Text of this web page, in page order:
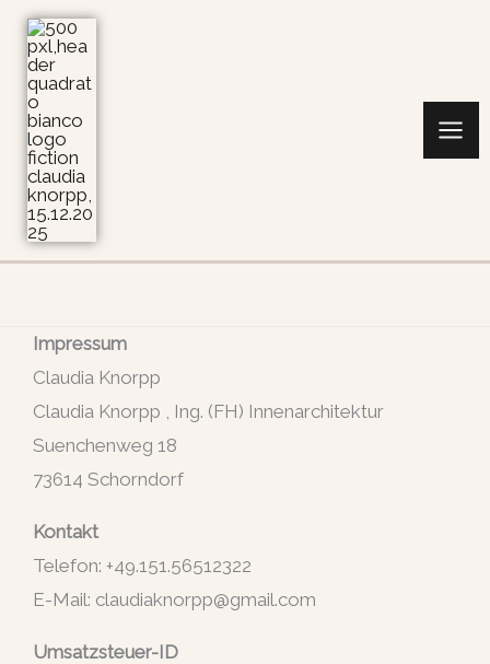
Zum
Inhalt
springen
Impressum
Claudia Knorpp
Claudia Knorpp , Ing. (FH) Innenarchitektur
Suenchenweg 18
73614 Schorndorf
Kontakt
Telefon: +49.151.56512322
E-Mail: claudiaknorpp@gmail.com
Umsatzsteuer-ID